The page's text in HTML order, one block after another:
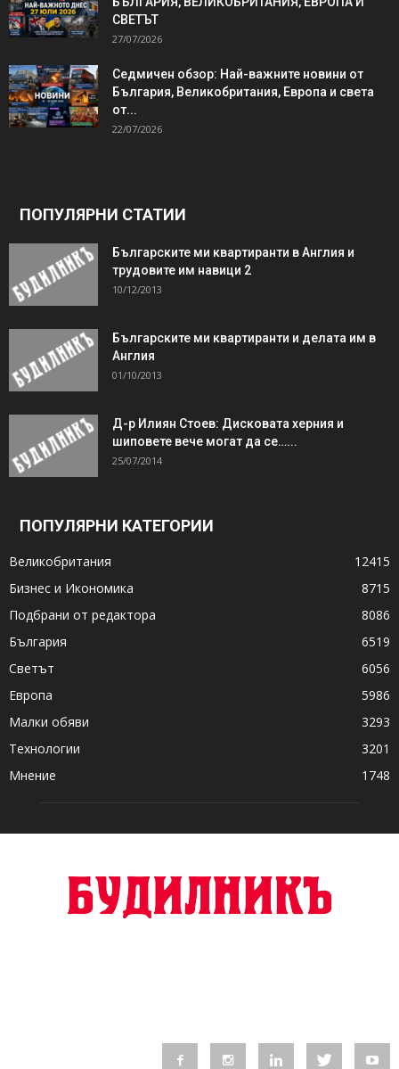
СВЕТЪТ
27/07/2026
Седмичен обзор: Най-важните новини от
България, Великобритания, Европа и света
от...
22/07/2026
ПОПУЛЯРНИ СТАТИИ
Българските ми квартиранти в Англия и
трудовите им навици 2
10/12/2013
Българските ми квартиранти и делата им в
Англия
01/10/2013
Д-р Илиян Стоев: Дисковата херния и
шиповете вече могат да се…...
25/07/2014
ПОПУЛЯРНИ КАТЕГОРИИ
Великобритания
12415
Бизнес и Икономика
8715
Подбрани от редактора
8086
България
6519
Светът
6056
Европа
5986
Малки обяви
3293
Технологии
3201
Мнение
1748